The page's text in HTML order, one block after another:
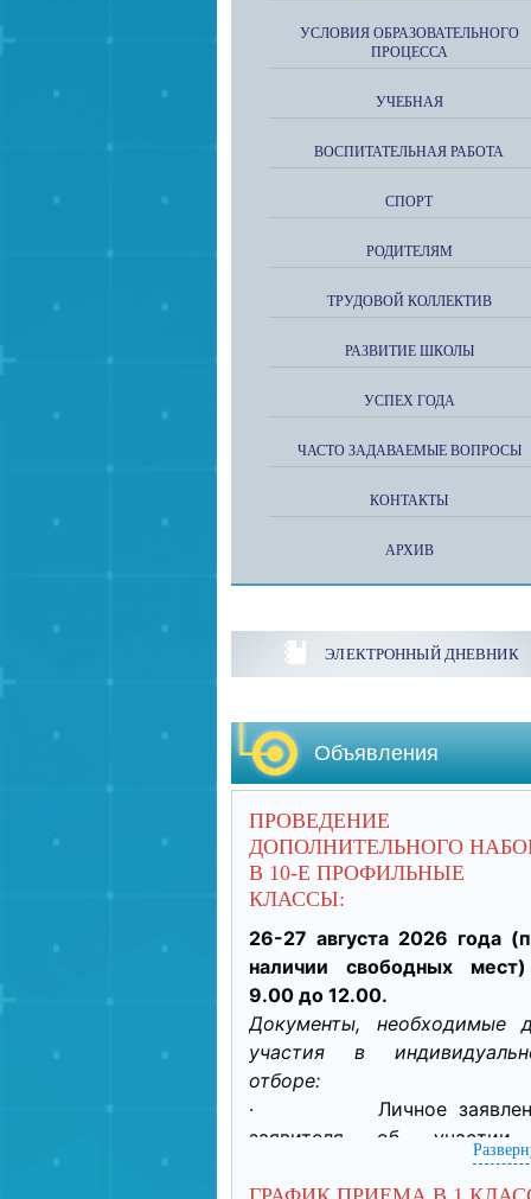
УСЛОВИЯ ОБРАЗОВАТЕЛЬНОГО
ПРОЦЕССА
УЧЕБНАЯ
ВОСПИТАТЕЛЬНАЯ РАБОТА
СПОРТ
РОДИТЕЛЯМ
ТРУДОВОЙ КОЛЛЕКТИВ
РАЗВИТИЕ ШКОЛЫ
УСПЕХ ГОДА
ЧАСТО ЗАДАВАЕМЫЕ ВОПРОСЫ
КОНТАКТЫ
АРХИВ
ЭЛЕКТРОННЫЙ ДНЕВНИК
Объявления
ПРОВЕДЕНИЕ
ДОПОЛНИТЕЛЬНОГО
В 10-Е ПРОФИЛЬНЫЕ
КЛАССЫ:
26-27 августа 2026 года
наличии свободных
9.00 до 12.00.
Документы, необходимые
участия в
отборе:
·           Личное
заявителя об
индивидуальном отборе
приеме обучающегося